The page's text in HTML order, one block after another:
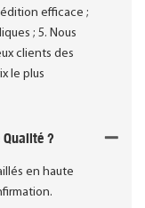
efficace ;
; 5. Nous
clients des
le plus
?
en haute